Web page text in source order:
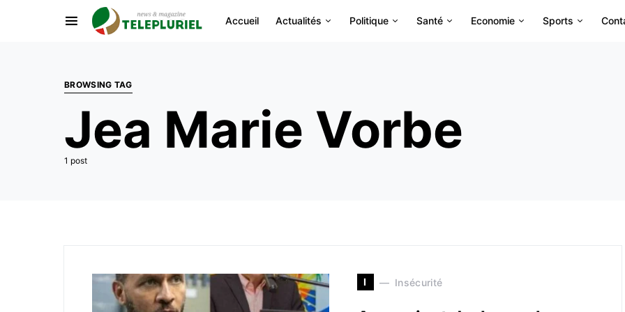
Accueil Actualités Politique Santé Economie Sports
BROWSING TAG
Jea Marie Vorbe
1 post
I Insécurité